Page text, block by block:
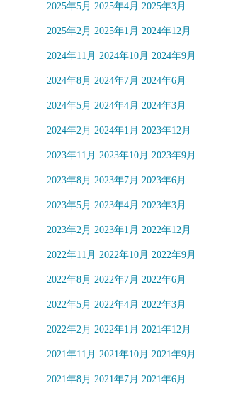
2025年5月 2025年4月 2025年3月
2025年2月 2025年1月 2024年12月
2024年11月 2024年10月 2024年9月
2024年8月 2024年7月 2024年6月
2024年5月 2024年4月 2024年3月
2024年2月 2024年1月 2023年12月
2023年11月 2023年10月 2023年9月
2023年8月 2023年7月 2023年6月
2023年5月 2023年4月 2023年3月
2023年2月 2023年1月 2022年12月
2022年11月 2022年10月 2022年9月
2022年8月 2022年7月 2022年6月
2022年5月 2022年4月 2022年3月
2022年2月 2022年1月 2021年12月
2021年11月 2021年10月 2021年9月
2021年8月 2021年7月 2021年6月